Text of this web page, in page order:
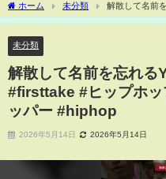
ホーム 未分類
解散して名前
プホップ #ラップ #badhop #ラッパー
未分類
解散して名前を忘れ
#firsttake #ヒップホ
ッパー #hiphop
2026年5月14日 2026年5月14日